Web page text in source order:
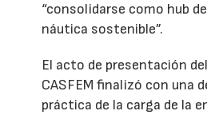
“consolidarse como hub
náutica sostenible”.
El acto de presentación
CASFEM finalizó con una
práctica de la carga de la